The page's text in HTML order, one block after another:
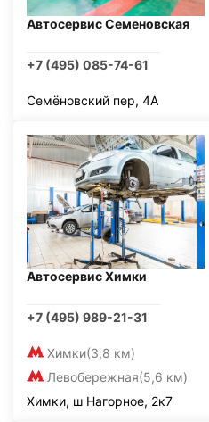
Автосервис Семеновская
+7 (495) 085-74-61
Семёновский пер, 4А
Автосервис Химки
+7 (495) 989-21-31
Химки(3,8 км)
Левобережная(5,6 км)
Химки, ш Нагорное, 2к7